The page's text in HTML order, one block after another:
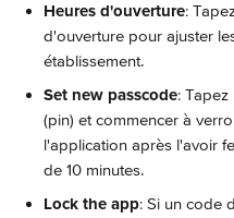
Heures d'ouverture:
d'ouverture pour ajuster
établissement.
Set new passcode:
(pin) et commencer à
l'application après l'avoir
de 10 minutes.
Lock the app: Si un code